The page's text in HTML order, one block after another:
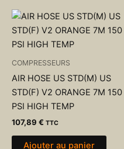
COMPRESSEURS
AIR HOSE US STD(M) US
STD(F) V2 ORANGE 7M 150
PSI HIGH TEMP
107,89 € TTC
Ajouter au panier